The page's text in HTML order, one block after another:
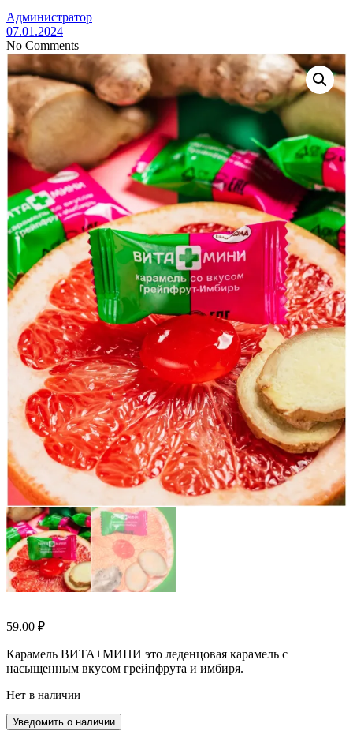
Администратор
07.01.2024
No Comments
59.00 ₽
Карамель ВИТА+МИНИ это леденцовая карамель с
насыщенным вкусом грейпфрута и имбиря.
Нет в наличии